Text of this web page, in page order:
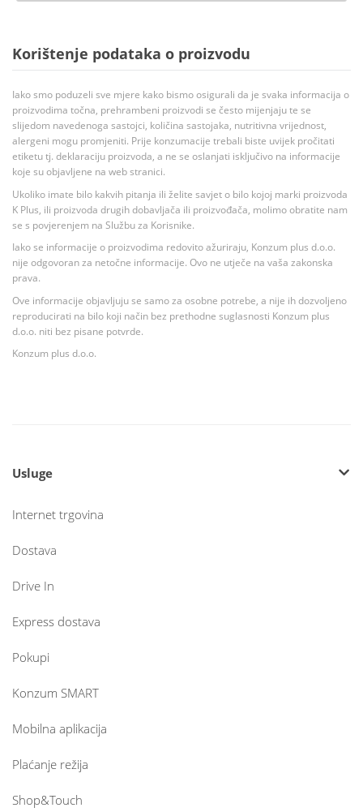
Korištenje podataka o proizvodu
Iako smo poduzeli sve mjere kako bismo osigurali da je svaka informacija o
proizvodima točna, prehrambeni proizvodi se često mijenjaju te se
slijedom navedenoga sastojci, količina sastojaka, nutritivna vrijednost,
alergeni mogu promjeniti. Prije konzumacije trebali biste uvijek pročitati
etiketu tj. deklaraciju proizvoda, a ne se oslanjati isključivo na informacije
koje su objavljene na web stranici.
Ukoliko imate bilo kakvih pitanja ili želite savjet o bilo kojoj marki proizvoda
K Plus, ili proizvoda drugih dobavljača ili proizvođača, molimo obratite nam
se s povjerenjem na Službu za Korisnike.
Iako se informacije o proizvodima redovito ažuriraju, Konzum plus d.o.o.
nije odgovoran za netočne informacije. Ovo ne utječe na vaša zakonska
prava.
Ove informacije objavljuju se samo za osobne potrebe, a nije ih dozvoljeno
reproducirati na bilo koji način bez prethodne suglasnosti Konzum plus
d.o.o. niti bez pisane potvrde.
Konzum plus d.o.o.
Usluge
Internet trgovina
Dostava
Drive In
Express dostava
Pokupi
Konzum SMART
Mobilna aplikacija
Plaćanje režija
Shop&Touch